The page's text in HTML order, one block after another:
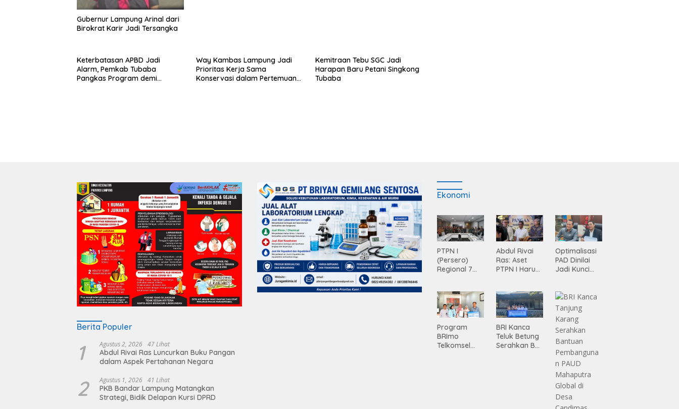
Gubernur Lampung Arinal dari
Birokrat Karir Jadi Tersangka
Keterbatasan APBD Jadi
Alarm, Pemkab Tubaba
Pangkas Program demi
Way Kambas Lampung Jadi
Prioritas Kerja Sama
Konservasi dalam Pertemuan
Kemitraan Tebu SGC Jadi
Harapan Baru Petani Singkong
Tubaba
Berita Populer
1 Agustus 2, 2026 47 Lihat
Abdul Rivai Ras Luncurkan Buku Pangan
dalam Aspek Pertahanan Negara
2 Agustus 1, 2026 41 Lihat
PKB Bandar Lampung Matangkan
Strategi, Bidik Delapan Kursi DPRD
Ekonomi
PTPN I
(Persero)
Regional 7
Pengamanan
Aset dari
Holding
Abdul Rivai
Ras: Aset
PTPN I Harus
Optimalisasi
PAD Dinilai
Jadi Kunci
n
Infrastruktur
Lampung
Program
BRImo
Telkomsel
BRI Kanca
Teluk Betung
Serahkan BRI